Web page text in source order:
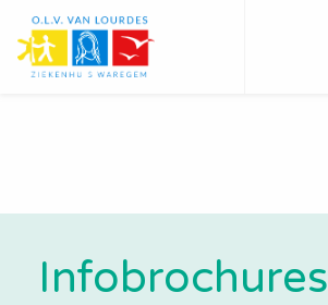
Overslaan
en
naar
Infobrochures